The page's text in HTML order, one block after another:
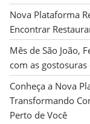
Nova Plataforma
Encontrar
Mês de São João,
com as gostosuras
Conheça a Nova
Transformando
Perto de Você